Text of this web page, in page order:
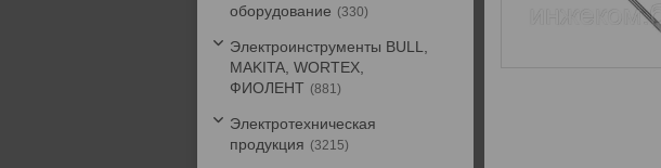
оборудование
330
Электроинструменты BULL,
MAKITA, WORTEX,
ФИОЛЕНТ
881
Электротехническая
продукция
3215